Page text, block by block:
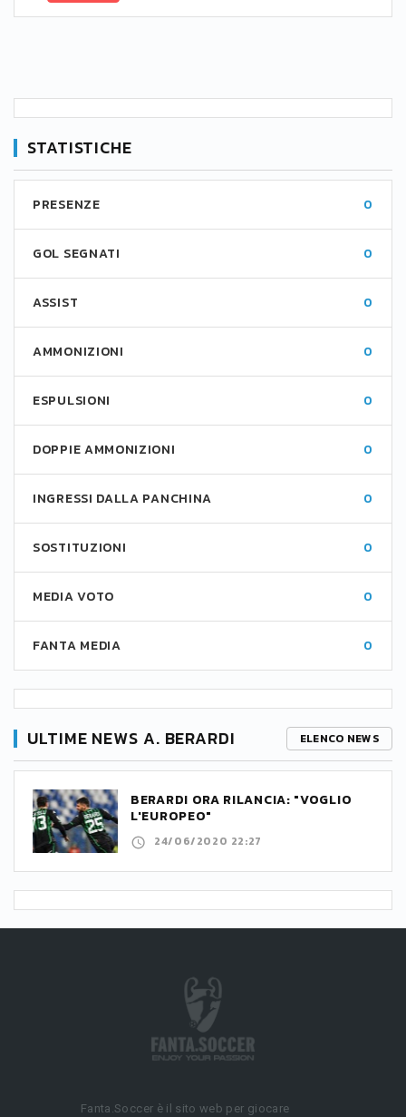
STATISTICHE
PRESENZE 0
GOL SEGNATI 0
ASSIST 0
AMMONIZIONI 0
ESPULSIONI 0
DOPPIE AMMONIZIONI 0
INGRESSI DALLA PANCHINA 0
SOSTITUZIONI 0
MEDIA VOTO 0
FANTA MEDIA 0
ULTIME NEWS A. BERARDI ELENCO NEWS
BERARDI ORA RILANCIA: "VOGLIO
L'EUROPEO"
24/06/2020 22:27
Fanta.Soccer è il sito web per giocare